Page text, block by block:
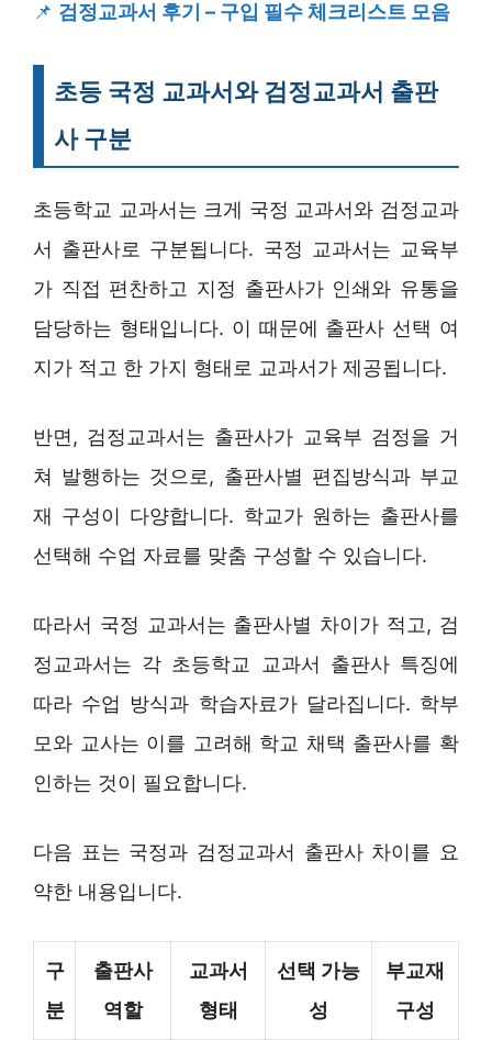
📌 검정교과서 후기 – 구입 필수 체크리스트 모음
초등 국정 교과서와 검정교과서 출판
사 구분
초등학교 교과서는 크게 국정 교과서와 검정교과
서 출판사로 구분됩니다. 국정 교과서는 교육부
가 직접 편찬하고 지정 출판사가 인쇄와 유통을
담당하는 형태입니다. 이 때문에 출판사 선택 여
지가 적고 한 가지 형태로 교과서가 제공됩니다.
반면, 검정교과서는 출판사가 교육부 검정을 거
쳐 발행하는 것으로, 출판사별 편집방식과 부교
재 구성이 다양합니다. 학교가 원하는 출판사를
선택해 수업 자료를 맞춤 구성할 수 있습니다.
따라서 국정 교과서는 출판사별 차이가 적고, 검
정교과서는 각 초등학교 교과서 출판사 특징에
따라 수업 방식과 학습자료가 달라집니다. 학부
모와 교사는 이를 고려해 학교 채택 출판사를 확
인하는 것이 필요합니다.
다음 표는 국정과 검정교과서 출판사 차이를 요
약한 내용입니다.
구
분
출판사
역할
교과서
형태
선택 가능
성
부교재
구성